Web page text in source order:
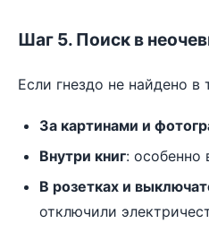
Шаг 5. Поиск в
Если гнездо не найдено
За картинами и
Внутри книг: особенно
В розетках и
отключили